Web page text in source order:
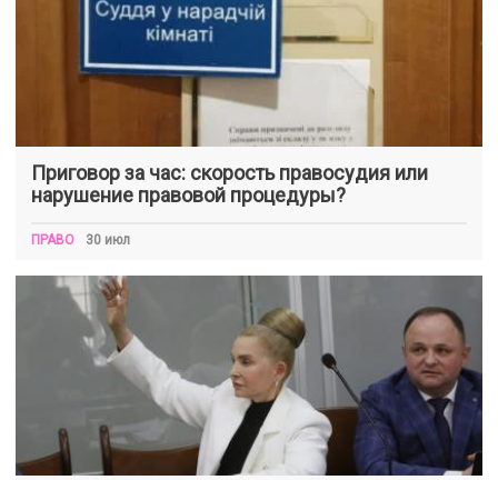
Приговор за час: скорость правосудия или
нарушение правовой процедуры?
ПРАВО 30 июл